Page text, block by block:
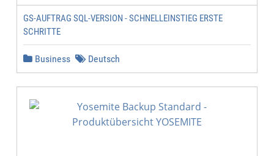
GS-AUFTRAG SQL-VERSION - SCHNELLEINSTIEG ERSTE
SCHRITTE
Business Deutsch